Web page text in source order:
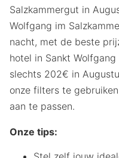
Salzkammergut in
Wolfgang im
nacht, met de beste
hotel in Sankt
slechts 202€ in
onze filters te
aan te passen.
Onze tips: